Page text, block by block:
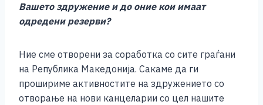
Вашето здружение и до оние кои имаат
одредени резерви?
Ние сме отворени за соработка со сите граѓани
на Република Македонија. Сакаме да ги
прошириме активностите на здружението со
отворање на нови канцеларии со цел нашите